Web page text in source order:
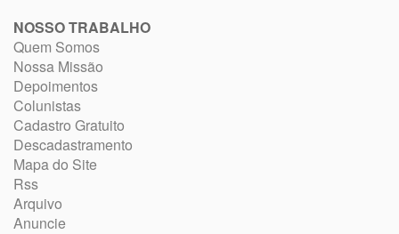
NOSSO TRABALHO
Quem Somos
Nossa Missão
Depoimentos
Colunistas
Cadastro Gratuito
Descadastramento
Mapa do Site
Rss
Arquivo
Anuncie